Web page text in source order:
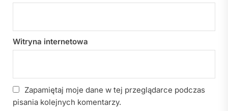
Witryna internetowa
Zapamiętaj moje dane w tej przeglądarce podczas
pisania kolejnych komentarzy.